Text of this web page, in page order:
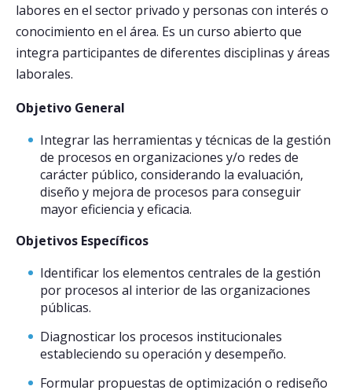
labores en el sector privado y personas con interés o
conocimiento en el área. Es un curso abierto que
integra participantes de diferentes disciplinas y áreas
laborales.
Objetivo General
Integrar las herramientas y técnicas de la gestión
de procesos en organizaciones y/o redes de
carácter público, considerando la evaluación,
diseño y mejora de procesos para conseguir
mayor eficiencia y eficacia.
Objetivos Específicos
Identificar los elementos centrales de la gestión
por procesos al interior de las organizaciones
públicas.
Diagnosticar los procesos institucionales
estableciendo su operación y desempeño.
Formular propuestas de optimización o rediseño